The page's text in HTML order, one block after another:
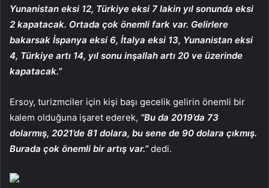
Yunanistan eksi 12, Türkiye eksi 7 lakin yıl sonunda eksi
2 kapatacak. Ortada çok önemli fark var. Gelirlere
bakarsak İspanya eksi 6, İtalya eksi 13, Yunanistan eksi
4, Türkiye artı 14, yıl sonu inşallah artı 20 ve üzerinde
kapatacak.”
Ersoy, turizmciler için kişi başı gecelik gelirin önemli bir
kalem olduğuna işaret ederek, “Bu da 2019’da 73
dolarmış, 2021’de 81 dolara, bu sene de 90 dolara çıkmış.
Burada çok önemli bir artış var.”dedi.